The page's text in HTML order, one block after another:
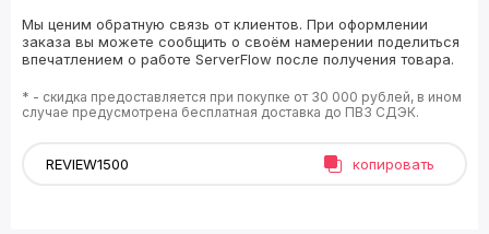
Мы ценим обратную связь от клиентов. При оформлении
заказа вы можете сообщить о своём намерении поделиться
впечатлением о работе ServerFlow после получения товара.
* - скидка предоставляется при покупке от 30 000 рублей, в ином
случае предусмотрена бесплатная доставка до ПВЗ СДЭК.
копировать